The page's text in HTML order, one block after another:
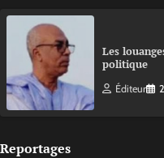
Les
politique
Éditeur
Reportages